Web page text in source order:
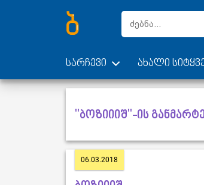
სარჩევი ახალი
"ბოზიიიშ"-ის
06.03.2018